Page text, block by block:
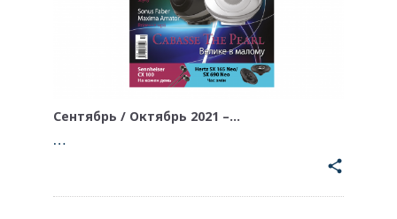
Сентябрь / Октябрь 2021 –…
…
share